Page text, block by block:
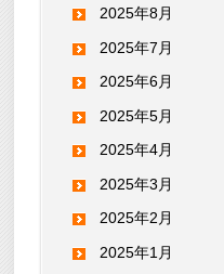
2025年8月
2025年7月
2025年6月
2025年5月
2025年4月
2025年3月
2025年2月
2025年1月